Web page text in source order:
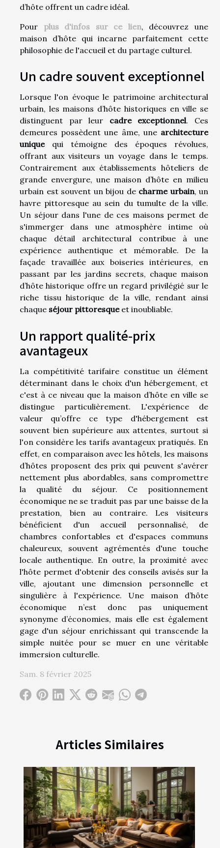
Articles Similaires
d’hôte offrent un cadre idéal.
Pour plus d'infos sur ce lien, découvrez une
maison d’hôte qui incarne parfaitement cette
philosophie de l'accueil et du partage culturel.
Un cadre souvent exceptionnel
Lorsque l'on évoque le patrimoine architectural
urbain, les maisons d’hôte historiques en ville se
distinguent par leur cadre exceptionnel. Ces
demeures possèdent une âme, une architecture
uniquequi témoigne des époques révolues,
offrant aux visiteurs un voyage dans le temps.
Contrairement aux établissements hôteliers de
grande envergure, une maison d’hôte en milieu
urbain est souvent un bijou de charme urbain, un
havre pittoresque au sein du tumulte de la ville.
Un séjour dans l'une de ces maisons permet de
s'immerger dans une atmosphère intime où
chaque détail architectural contribue à une
expérience authentique et mémorable. De la
façade travaillée aux boiseries intérieures, en
passant par les jardins secrets, chaque maison
d’hôte historique offre un regard privilégié sur le
riche tissu historique de la ville, rendant ainsi
chaque séjour pittoresqueet inoubliable.
Un rapport qualité-prix
avantageux
La compétitivité tarifaire constitue un élément
déterminant dans le choix d'un hébergement, et
c'est à ce niveau que la maison d’hôte en ville se
distingue particulièrement. L'expérience de
valeur qu’offre ce type d'hébergement est
souvent bien supérieure aux attentes, surtout si
l'on considère les tarifs avantageux pratiqués. En
effet, en comparaison avec les hôtels, les maisons
d’hôtes proposent des prix qui peuvent s'avérer
nettement plus abordables, sans compromettre
la qualité du séjour. Ce positionnement
économique ne se traduit pas par une baisse de la
prestation, bien au contraire. Les visiteurs
bénéficient d'un accueil personnalisé, de
chambres confortables et d'espaces communs
chaleureux, souvent agrémentés d'une touche
locale authentique. En outre, la proximité avec
l'hôte permet d'obtenir des conseils avisés sur la
ville, ajoutant une dimension personnelle et
singulière à l'expérience. Une maison d’hôte
économique n’est donc pas uniquement
synonyme d’économies, mais elle est également
gage d'un séjour enrichissant qui transcende la
simple nuitée pour se muer en une véritable
immersion culturelle.
Sam. 8 février 2025